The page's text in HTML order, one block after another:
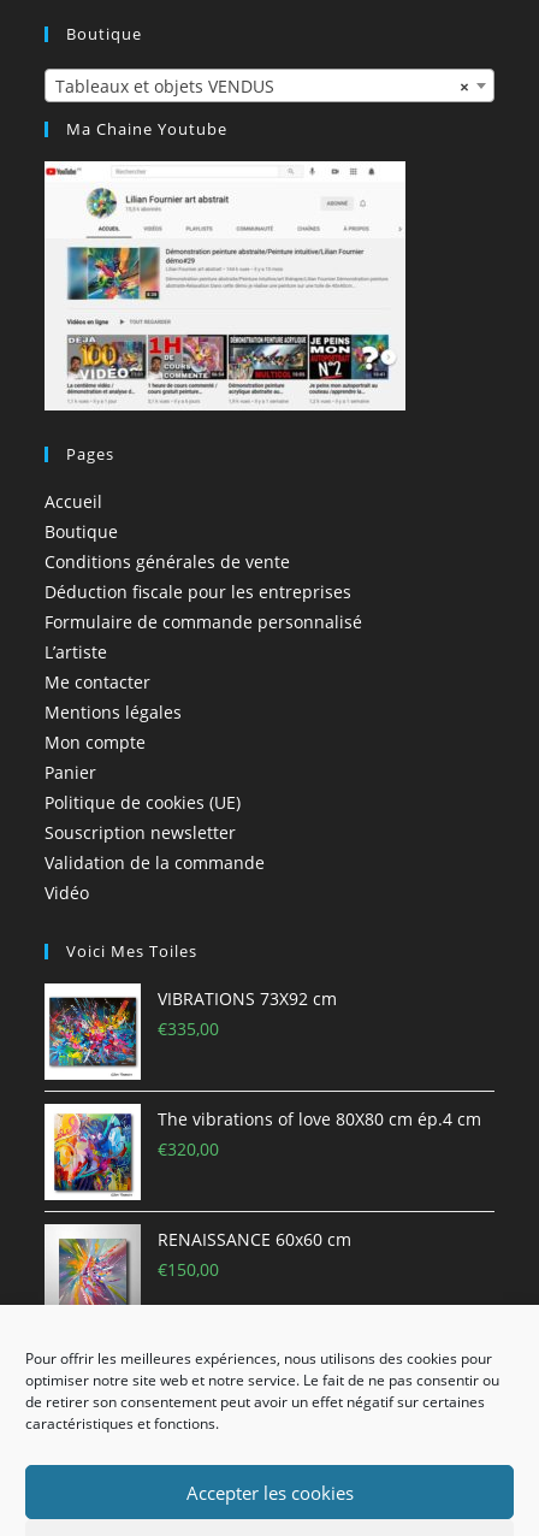
Pour offrir les meilleures expériences, nous utilisons des cookies pour
optimiser notre site web et notre service. Le fait de ne pas consentir ou
de retirer son consentement peut avoir un effet négatif sur certaines
caractéristiques et fonctions.
Accepter les cookies
Boutique
×
Tableaux et objets VENDUS
Ma Chaine Youtube
Pages
Accueil
Boutique
Conditions générales de vente
Déduction fiscale pour les entreprises
Formulaire de commande personnalisé
L’artiste
Me contacter
Mentions légales
Mon compte
Panier
Politique de cookies (UE)
Souscription newsletter
Validation de la commande
Vidéo
Voici Mes Toiles
VIBRATIONS 73X92 cm
€335,00
The vibrations of love 80X80 cm ép.4 cm
€320,00
RENAISSANCE 60x60 cm
€150,00
PACIFIC DREAM 50X100 CM (châssis 3D)
€250,00